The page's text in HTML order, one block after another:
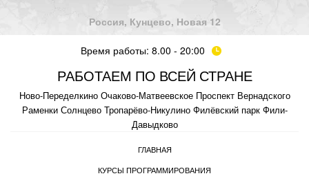
Россия, Кунцево, Новая 12
Время работы: 8.00 - 20:00
РАБОТАЕМ ПО ВСЕЙ СТРАНЕ
Ново-Переделкино Очаково-Матвеевское Проспект Вернадского
Раменки Солнцево Тропарёво-Никулино Филёвский парк Фили-
Давыдково
ГЛАВНАЯ
КУРСЫ ПРОГРАММИРОВАНИЯ